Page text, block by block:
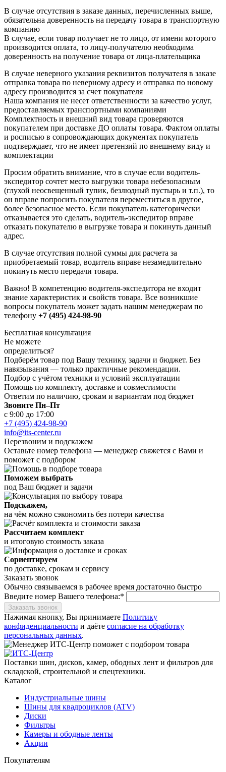
В случае отсутствия в заказе данных, перечисленных выше,
обязательна доверенность на передачу товара в транспортную
компанию
В случае, если товар получает не то лицо, от имени которого
производится оплата, то лицу-получателю необходима
доверенность на получение товара от лица-плательщика
В случае неверного указания реквизитов получателя в заказе
отправка товара по неверному адресу и отправка по новому
адресу производится за счет покупателя
Наша компания не несет ответственности за качество услуг,
предоставляемых транспортными компаниями
Комплектность и внешний вид товара проверяются
покупателем при доставке ДО оплаты товара. Фактом оплаты
и росписью в сопровождающих документах покупатель
подтверждает, что не имеет претензий по внешнему виду и
комплектации
Просим обратить внимание, что в случае если водитель-
экспедитор сочтет место выгрузки товара небезопасным
(глухой неосвещенный тупик, безлюдный пустырь и т.п.), то
он вправе попросить покупателя переместиться в другое,
более безопасное место. Если покупатель категорически
отказывается это сделать, водитель-экспедитор вправе
отказать покупателю в выгрузке товара и покинуть данный
адрес.
В случае отсутствия полной суммы для расчета за
приобретаемый товар, водитель вправе незамедлительно
покинуть место передачи товара.
Важно! В компетенцию водителя-экспедитора не входит
знание характеристик и свойств товара. Все возникшие
вопросы покупатель может задать нашим менеджерам по
телефону +7 (495) 424-98-90
Бесплатная консультация
Не можете
определиться?
Подберём товар под Вашу технику, задачи и бюджет. Без
навязывания — только практичные рекомендации.
Подбор с учётом техники и условий эксплуатации
Помощь по комплекту, доставке и совместимости
Ответим по наличию, срокам и вариантам под бюджет
Звоните Пн–Пт
с 9:00 до 17:00
+7 (495) 424-98-90
info@its-center.ru
Перезвоним и подскажем
Оставьте номер телефона — менеджер свяжется с Вами и
поможет с подбором
Поможем выбрать
под Ваш бюджет и задачи
Подскажем,
на чём можно сэкономить без потери качества
Рассчитаем комплект
и итоговую стоимость заказа
Сориентируем
по доставке, срокам и сервису
Заказать звонок
Обычно связываемся в рабочее время достаточно быстро
Введите номер Вашего телефона:*
Заказать звонок
Нажимая кнопку, Вы принимаете Политику
конфиденциальности и даёте согласие на обработку
персональных данных.
Поставки шин, дисков, камер, ободных лент и фильтров для
складской, строительной и спецтехники.
Каталог
Индустриальные шины
Шины для квадроциклов (ATV)
Диски
Фильтры
Камеры и ободные ленты
Акции
Покупателям